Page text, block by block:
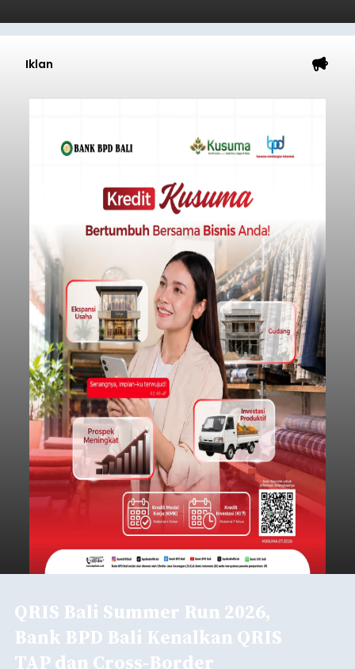
Iklan
QRIS Bali Summer Run 2026,
Bank BPD Bali Kenalkan QRIS
TAP dan Cross-Border